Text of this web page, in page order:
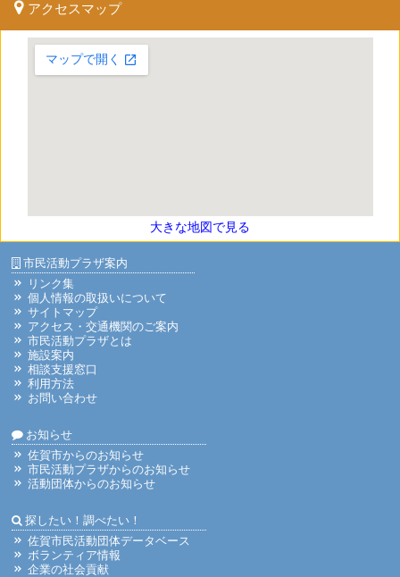
アクセスマップ
大きな地図で見る
市民活動プラザ案内
リンク集
個人情報の取扱いについて
サイトマップ
アクセス・交通機関のご案内
市民活動プラザとは
施設案内
相談支援窓口
利用方法
お問い合わせ
お知らせ
佐賀市からのお知らせ
市民活動プラザからのお知らせ
活動団体からのお知らせ
探したい！調べたい！
佐賀市民活動団体データベース
ボランティア情報
企業の社会貢献